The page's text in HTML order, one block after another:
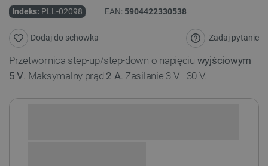
Indeks: PLL-02098 EAN: 5904422330538
Zadaj pytanie
Dodaj do schowka
Przetwornica step-up/step-down o napięciu wyjściowym
5 V. Maksymalny prąd 2 A. Zasilanie 3 V - 30 V.